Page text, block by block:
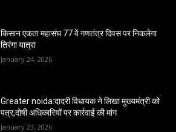
किसान एकता महासंघ 77 वें गणतंत्र दिवस पर निकलेगा
तिरंगा यात्रा
January 24, 2026
Greater noida:दादरी विधायक ने लिखा मुख्यमंत्री को
पत्र,दोषी अधिकारियों पर कार्रवाई की मांग
January 23, 2026